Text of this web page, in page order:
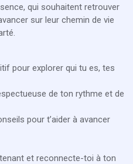
qui souhaitent retrouver
sur leur chemin de vie
pour explorer qui tu es, tes
de ton rythme et de
pour t’aider à avancer
et reconnecte-toi à ton